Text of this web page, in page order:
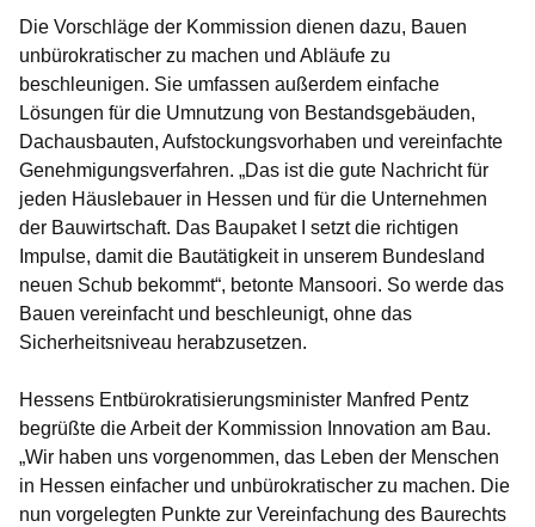
Die Vorschläge der Kommission dienen dazu, Bauen
unbürokratischer zu machen und Abläufe zu
beschleunigen. Sie umfassen außerdem einfache
Lösungen für die Umnutzung von Bestandsgebäuden,
Dachausbauten, Aufstockungsvorhaben und vereinfachte
Genehmigungsverfahren. „Das ist die gute Nachricht für
jeden Häuslebauer in Hessen und für die Unternehmen
der Bauwirtschaft. Das Baupaket I setzt die richtigen
Impulse, damit die Bautätigkeit in unserem Bundesland
neuen Schub bekommt“, betonte Mansoori. So werde das
Bauen vereinfacht und beschleunigt, ohne das
Sicherheitsniveau herabzusetzen.
Hessens Entbürokratisierungsminister Manfred Pentz
begrüßte die Arbeit der Kommission Innovation am Bau.
„Wir haben uns vorgenommen, das Leben der Menschen
in Hessen einfacher und unbürokratischer zu machen. Die
nun vorgelegten Punkte zur Vereinfachung des Baurechts